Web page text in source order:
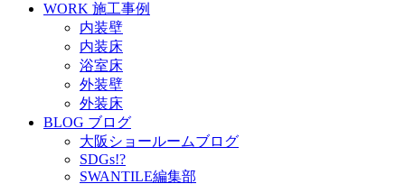
WORK 施工事例
内装壁
内装床
浴室床
外装壁
外装床
BLOG ブログ
大阪ショールームブログ
SDGs!?
SWANTILE編集部